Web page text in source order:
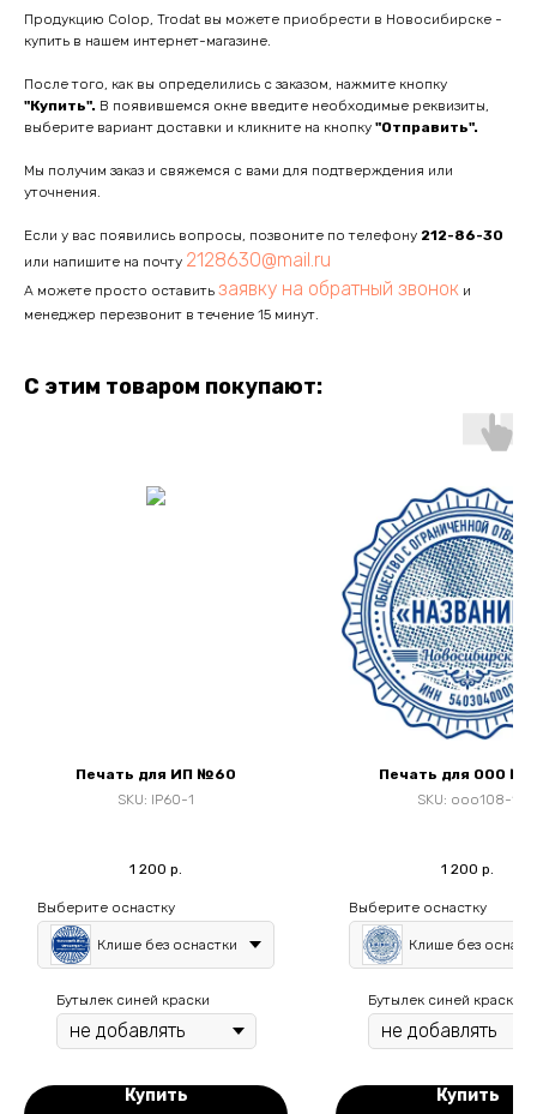
Продукцию Colop, Trodat вы можете приобрести в Новосибирске -
купить в нашем интернет-магазине.
После того, как вы определились с заказом, нажмите кнопку
"Купить". В появившемся окне введите необходимые реквизиты,
выберите вариант доставки и кликните на кнопку "Отправить".
Мы получим заказ и свяжемся с вами для подтверждения или
уточнения.
Если у вас появились вопросы, позвоните по телефону 212-86-30
или напишите на почту 2128630@mail.ru
А можете просто оставить заявку на обратный звонок и
менеджер перезвонит в течение 15 минут.
С этим товаром покупают:
Печать для ИП №60
SKU: IP60-1
1 200 р.
Выберите оснастку
Клише без оснастки
Бутылек синей краски
Купить
Печать для ООО
SKU: ooo108-1
1 200 р.
Выберите оснастку
Клише без
Бутылек синей краски
Купить